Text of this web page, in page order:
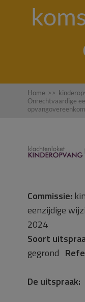
Home >>
Onrechtvaardige
Commissie:
eenzijdige
2024
Soort
gegrond
De uitspraak: